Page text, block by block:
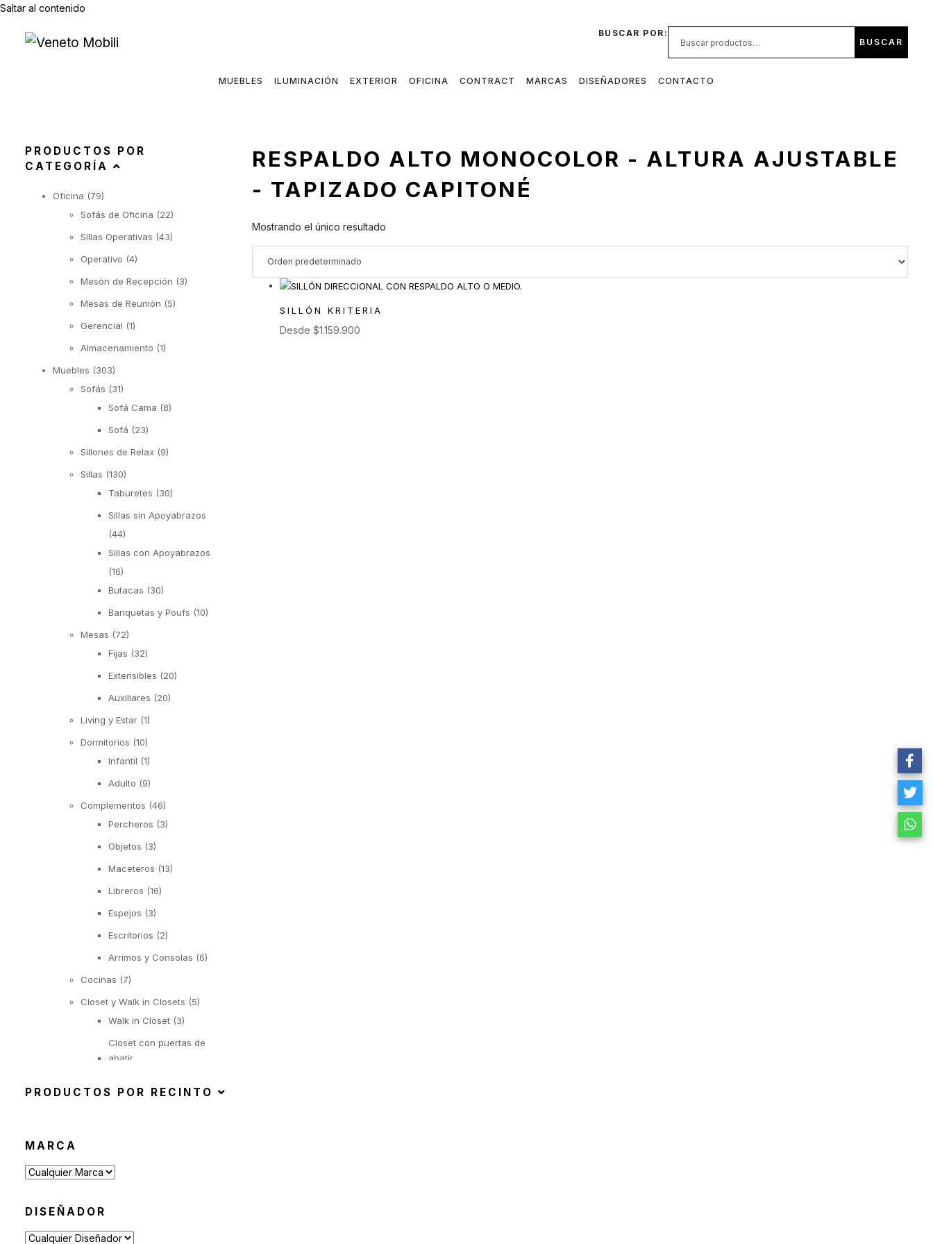
Saltar al contenido
BUSCAR POR:
BUSCAR
MUEBLES ILUMINACIÓN EXTERIOR OFICINA CONTRACT MARCAS DISEÑADORES CONTACTO
RESPALDO ALTO MONOCOLOR - ALTURA AJUSTABLE
- TAPIZADO CAPITONÉ
Mostrando el único resultado
SILLÓN KRITERIA
Desde $1.159.900
PRODUCTOS POR
CATEGORÍA
Oficina (79)
Sofás de Oficina (22)
Sillas Operativas (43)
Operativo (4)
Mesón de Recepción (3)
Mesas de Reunión (5)
Gerencial (1)
Almacenamiento (1)
Muebles (303)
Sofás (31)
Sofá Cama (8)
Sofá (23)
Sillones de Relax (9)
Sillas (130)
Taburetes (30)
Sillas sin Apoyabrazos
(44)
Sillas con Apoyabrazos
(16)
Butacas (30)
Banquetas y Poufs (10)
Mesas (72)
Fijas (32)
Extensibles (20)
Auxiliares (20)
Living y Estar (1)
Dormitorios (10)
Infantil (1)
Adulto (9)
Complementos (46)
Percheros (3)
Objetos (3)
Maceteros (13)
Libreros (16)
Espejos (3)
Escritorios (2)
Arrimos y Consolas (6)
Cocinas (7)
Closet y Walk in Closets (5)
Walk in Closet (3)
Closet con puertas de
abatir
Closet con puertas
Iluminación
Suspendida
De Pie
De Mesa(9)
PRODUCTOS POR RECINTO
MARCA
DISEÑADOR